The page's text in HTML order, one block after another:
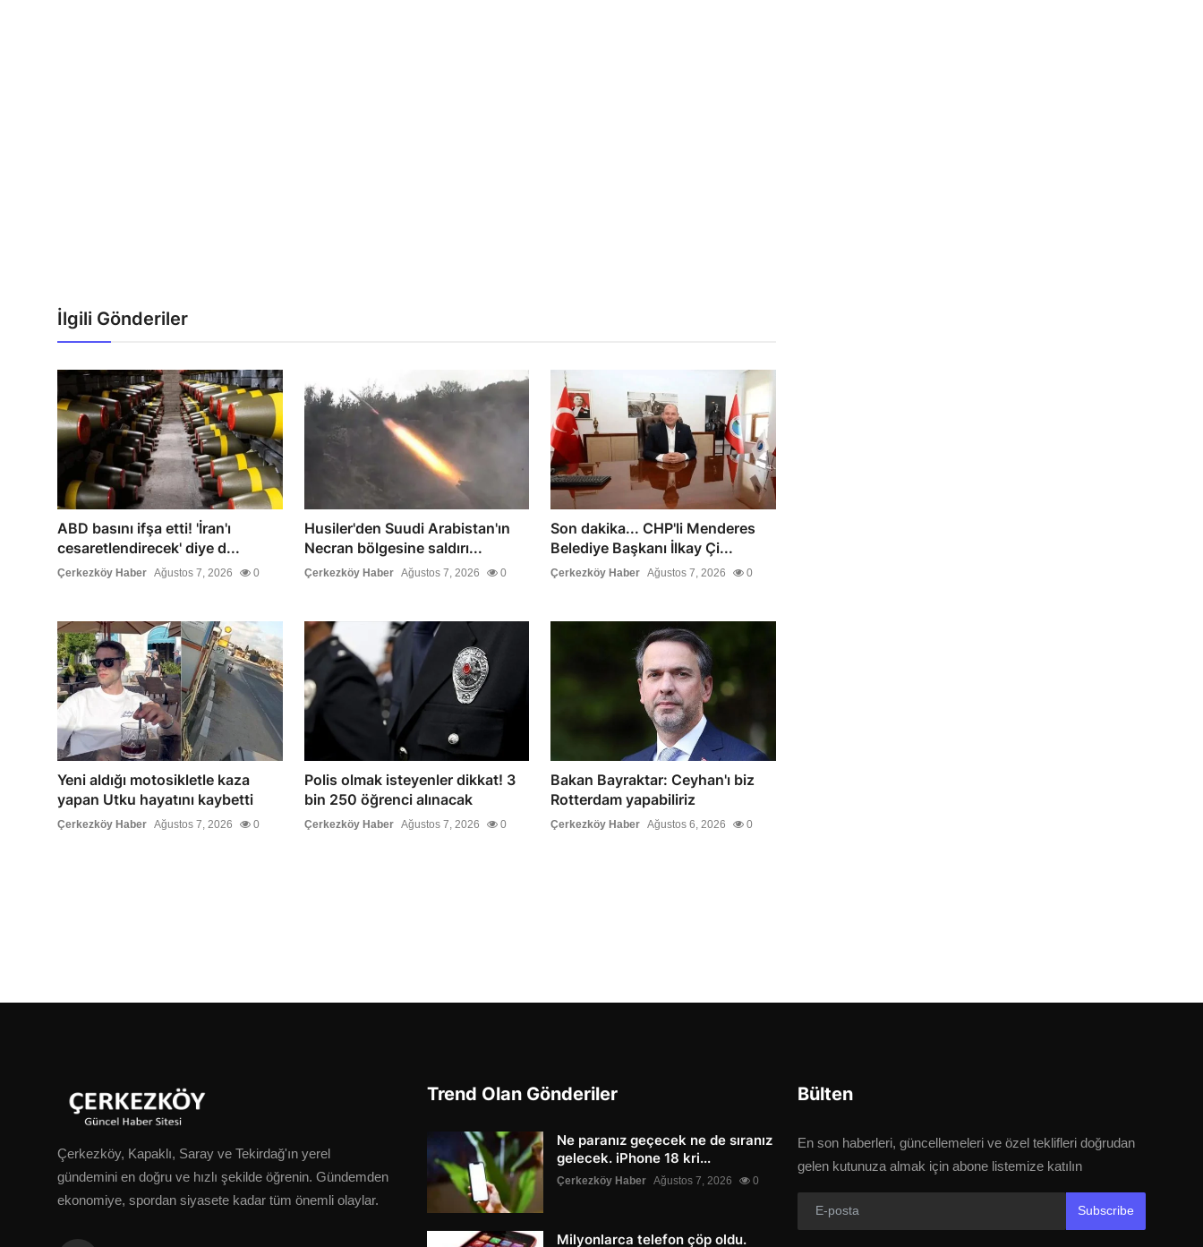
İlgili Gönderiler
ABD basını ifşa etti! 'İran'ı
cesaretlendirecek' diye d...
Çerkezköy Haber Ağustos 7, 2026 0
Husiler'den Suudi Arabistan'ın
Necran bölgesine saldırı...
Çerkezköy Haber Ağustos 7, 2026 0
Son dakika... CHP'li Menderes
Belediye Başkanı İlkay Çi...
Çerkezköy Haber Ağustos 7, 2026 0
Yeni aldığı motosikletle kaza
yapan Utku hayatını kaybetti
Çerkezköy Haber Ağustos 7, 2026 0
Polis olmak isteyenler dikkat! 3
bin 250 öğrenci alınacak
Çerkezköy Haber Ağustos 7, 2026 0
Bakan Bayraktar: Ceyhan'ı biz
Rotterdam yapabiliriz
Çerkezköy Haber Ağustos 6, 2026 0
Çerkezköy, Kapaklı, Saray ve Tekirdağ'ın yerel
gündemini en doğru ve hızlı şekilde öğrenin. Gündemden
ekonomiye, spordan siyasete kadar tüm önemli olaylar.
Trend Olan Gönderiler
Ne paranız geçecek ne de sıranız
gelecek. iPhone 18 kri...
Çerkezköy Haber Ağustos 7, 2026 0
Milyonlarca telefon çöp oldu.
Bülten
En son haberleri, güncellemeleri ve özel teklifleri doğrudan
gelen kutunuza almak için abone listemize katılın
Subscribe